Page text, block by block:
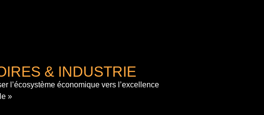
& INDUSTRIE
l’écosystème économique vers l’excellence
»